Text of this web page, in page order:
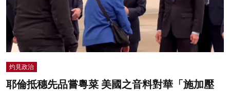
名家榜
灼見活動
灼見政治
耶倫抵穗先品嘗粵菜 美國之音料對華「施加壓